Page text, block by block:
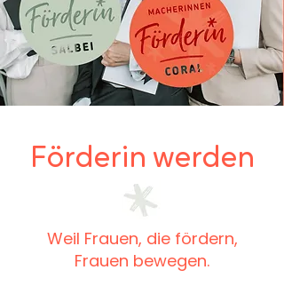
Förderin werden
Weil Frauen, die fördern,
Frauen bewegen.